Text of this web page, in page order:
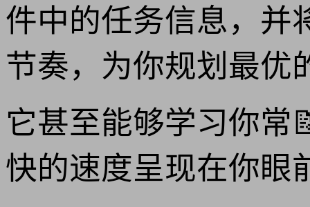
件中的任务信息，并
节奏，为你规划最优
它甚至能够学习你常
快的速度呈现在你眼